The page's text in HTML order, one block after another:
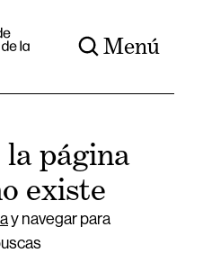
Menú
página
existe
y navegar para